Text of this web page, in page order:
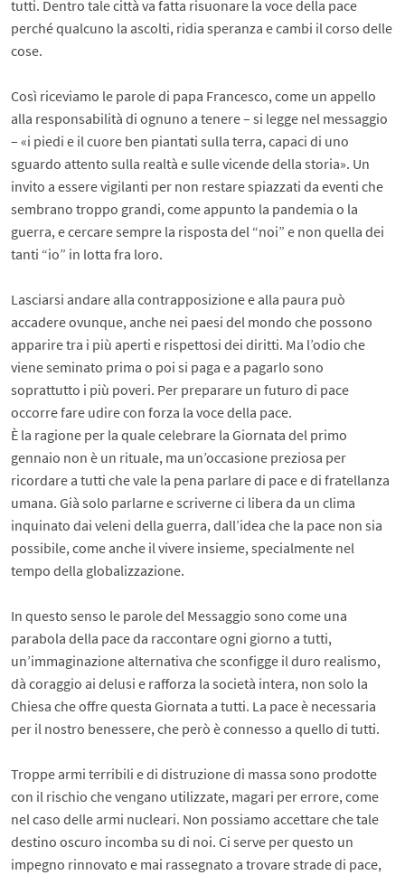
tutti. Dentro tale città va fatta risuonare la voce della pace
perché qualcuno la ascolti, ridia speranza e cambi il corso delle
cose.
Così riceviamo le parole di papa Francesco, come un appello
alla responsabilità di ognuno a tenere – si legge nel messaggio
– «i piedi e il cuore ben piantati sulla terra, capaci di uno
sguardo attento sulla realtà e sulle vicende della storia». Un
invito a essere vigilanti per non restare spiazzati da eventi che
sembrano troppo grandi, come appunto la pandemia o la
guerra, e cercare sempre la risposta del “noi” e non quella dei
tanti “io” in lotta fra loro.
Lasciarsi andare alla contrapposizione e alla paura può
accadere ovunque, anche nei paesi del mondo che possono
apparire tra i più aperti e rispettosi dei diritti. Ma l’odio che
viene seminato prima o poi si paga e a pagarlo sono
soprattutto i più poveri. Per preparare un futuro di pace
occorre fare udire con forza la voce della pace.
È la ragione per la quale celebrare la Giornata del primo
gennaio non è un rituale, ma un’occasione preziosa per
ricordare a tutti che vale la pena parlare di pace e di fratellanza
umana. Già solo parlarne e scriverne ci libera da un clima
inquinato dai veleni della guerra, dall’idea che la pace non sia
possibile, come anche il vivere insieme, specialmente nel
tempo della globalizzazione.
In questo senso le parole del Messaggio sono come una
parabola della pace da raccontare ogni giorno a tutti,
un’immaginazione alternativa che sconfigge il duro realismo,
dà coraggio ai delusi e rafforza la società intera, non solo la
Chiesa che offre questa Giornata a tutti. La pace è necessaria
per il nostro benessere, che però è connesso a quello di tutti.
Troppe armi terribili e di distruzione di massa sono prodotte
con il rischio che vengano utilizzate, magari per errore, come
nel caso delle armi nucleari. Non possiamo accettare che tale
destino oscuro incomba su di noi. Ci serve per questo un
impegno rinnovato e mai rassegnato a trovare strade di pace,